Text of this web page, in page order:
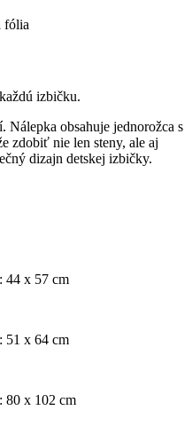
fólia
izbičku.
Nálepka obsahuje jednorožca s
zdobiť nie len steny, ale aj
dizajn detskej izbičky.
44 x 57 cm
51 x 64 cm
80 x 102 cm